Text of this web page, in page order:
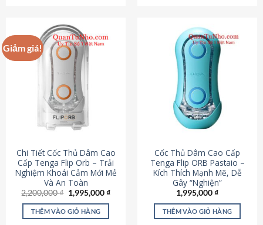
Giảm giá!
Chi Tiết Cốc Thủ Dâm Cao
Cấp Tenga Flip Orb – Trải
Nghiệm Khoái Cảm Mới Mẻ
Và An Toàn
2,200,000₫ Giá
gốc
là:
2,200,000 ₫.
1,995,000₫Giá
THÊM VÀO GIỎ HÀNG
Cốc Thủ Dâm Cao Cấp
Tenga Flip ORB Pastaio –
Kích Thích Mạnh Mẽ, Dễ
Gây “Nghiện”
1,995,000₫
THÊM VÀO GIỎ HÀNG